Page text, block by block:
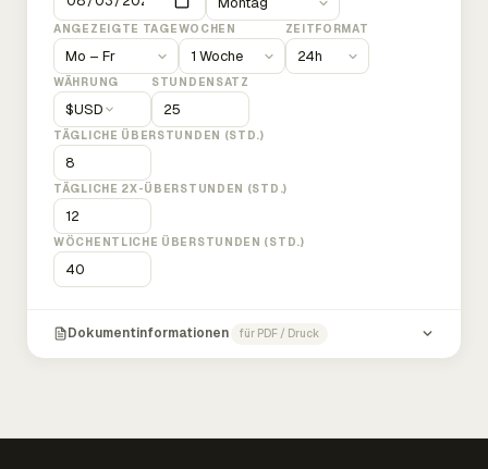
ANGEZEIGTE TAGEWOCHEN ZEITFORMAT
WÄHRUNG
$USD
STUNDENSATZ
TÄGLICHE ÜBERSTUNDEN (STD.)
TÄGLICHE 2X-ÜBERSTUNDEN (STD.)
WÖCHENTLICHE ÜBERSTUNDEN (STD.)
Dokumentinformationen für PDF / Druck